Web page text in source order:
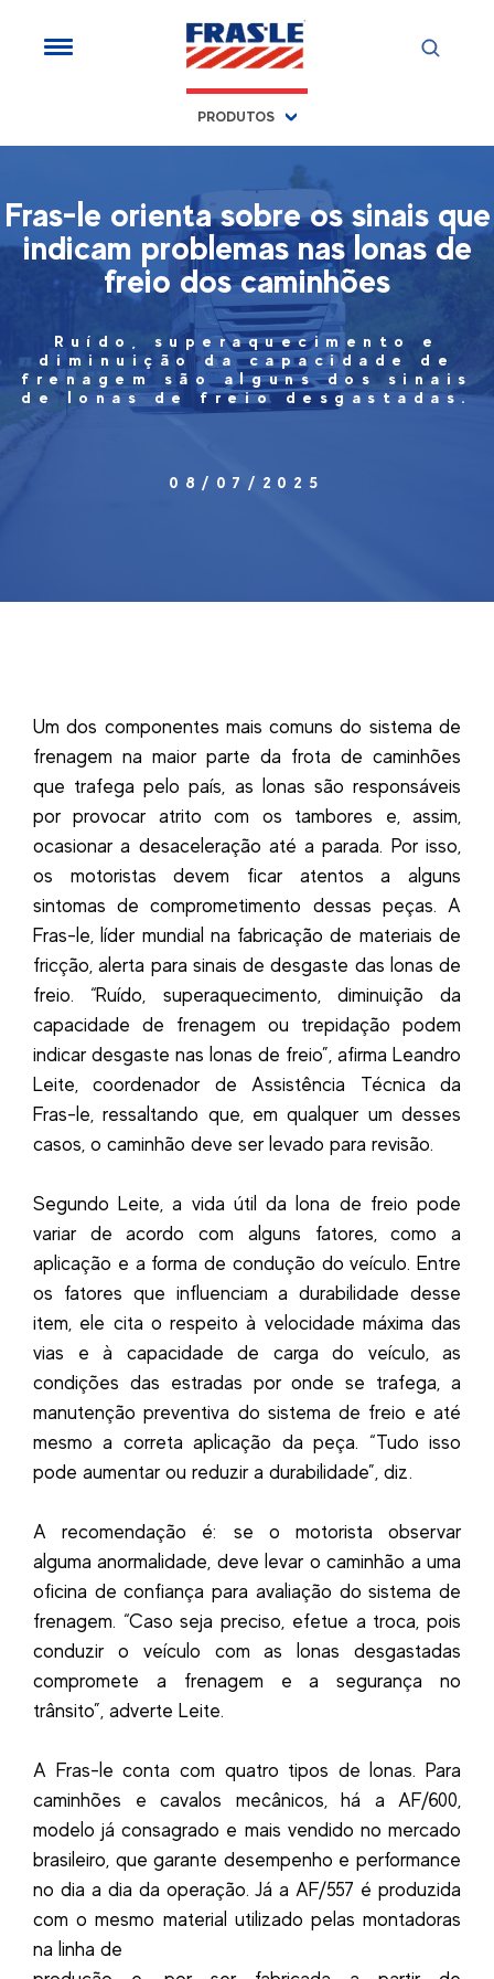
PRODUTOS
Fras-le orienta sobre os sinais que
indicam problemas nas lonas de
freio dos caminhões
Ruído, superaquecimento e
diminuição da capacidade de
frenagem são alguns dos sinais
de lonas de freio desgastadas.
08/07/2025
Um dos componentes mais comuns do sistema de
frenagem na maior parte da frota de caminhões
que trafega pelo país, as lonas são responsáveis
por provocar atrito com os tambores e, assim,
ocasionar a desaceleração até a parada. Por isso,
os motoristas devem ficar atentos a alguns
sintomas de comprometimento dessas peças. A
Fras-le, líder mundial na fabricação de materiais de
fricção, alerta para sinais de desgaste das lonas de
freio. “Ruído, superaquecimento, diminuição da
capacidade de frenagem ou trepidação podem
indicar desgaste nas lonas de freio”, afirma Leandro
Leite, coordenador de Assistência Técnica da
Fras-le, ressaltando que, em qualquer um desses
casos, o caminhão deve ser levado para revisão.
Segundo Leite, a vida útil da lona de freio pode
variar de acordo com alguns fatores, como a
aplicação e a forma de condução do veículo. Entre
os fatores que influenciam a durabilidade desse
item, ele cita o respeito à velocidade máxima das
vias e à capacidade de carga do veículo, as
condições das estradas por onde se trafega, a
manutenção preventiva do sistema de freio e até
mesmo a correta aplicação da peça. “Tudo isso
pode aumentar ou reduzir a durabilidade”, diz.
A recomendação é: se o motorista observar
alguma anormalidade, deve levar o caminhão a uma
oficina de confiança para avaliação do sistema de
frenagem. “Caso seja preciso, efetue a troca, pois
conduzir o veículo com as lonas desgastadas
compromete a frenagem e a segurança no
trânsito”, adverte Leite.
A Fras-le conta com quatro tipos de lonas. Para
caminhões e cavalos mecânicos, há a AF/600,
modelo já consagrado e mais vendido no mercado
brasileiro, que garante desempenho e performance
no dia a dia da operação. Já a AF/557 é produzida
com o mesmo material utilizado pelas montadoras
na linha de